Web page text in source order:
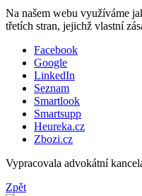
Na našem webu využíváme
třetích stran, jejichž vlastní
Facebook
Google
LinkedIn
Seznam
Smartlook
Smartsupp
Heureka.cz
Zbozi.cz
Vypracovala advokátní
Zpět